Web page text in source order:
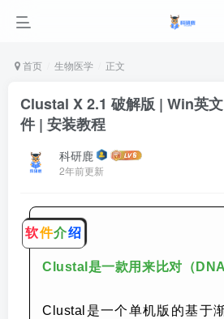
首页 生物医学 正文
Clustal X 2.1 破解版 | Win英
件 | 安装教程
科研鹿
2年前更新
软件介绍
Clustal是一款用来比对（DNA
Clustal是一个单机版的基于